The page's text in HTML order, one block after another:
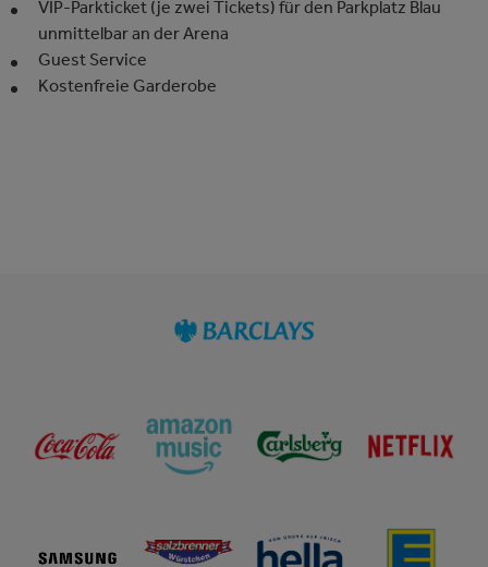
VIP-Parkticket (je zwei Tickets) für den Parkplatz Blau
unmittelbar an der Arena
Guest Service
Kostenfreie Garderobe